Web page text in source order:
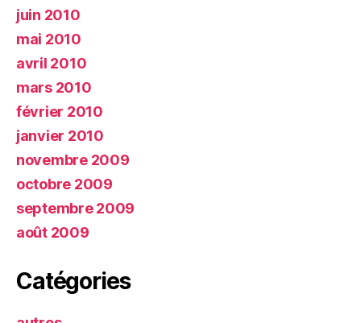
juin 2010
mai 2010
avril 2010
mars 2010
février 2010
janvier 2010
novembre 2009
octobre 2009
septembre 2009
août 2009
Catégories